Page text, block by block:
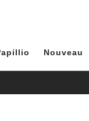
Nouveau